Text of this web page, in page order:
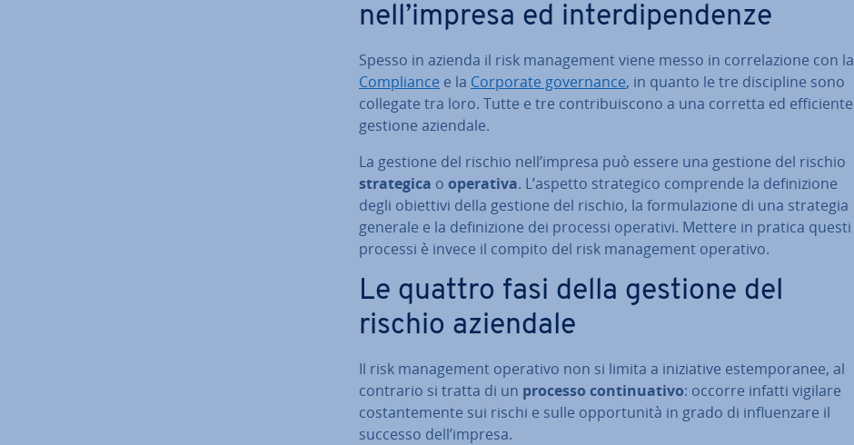
nell’impresa ed in­ter­di­pen­den­ze
Spesso in azienda il risk ma­na­ge­ment viene messo in cor­re­la­zio­ne con la
Com­plian­ce e la Corporate go­ver­nan­ce, in quanto le tre di­sci­pli­ne sono
collegate tra loro. Tutte e tre con­tri­bui­sco­no a una corretta ed ef­fi­cien­te
gestione aziendale.
La gestione del rischio nell’impresa può essere una gestione del rischio
stra­te­gi­ca o operativa. L’aspetto stra­te­gi­co comprende la de­fi­ni­zio­ne
degli obiettivi della gestione del rischio, la for­mu­la­zio­ne di una strategia
generale e la de­fi­ni­zio­ne dei processi operativi. Mettere in pratica questi
processi è invece il compito del risk ma­na­ge­ment operativo.
Le quattro fasi della gestione del
rischio aziendale
Il risk ma­na­ge­ment operativo non si limita a ini­zia­ti­ve estem­po­ra­nee, al
contrario si tratta di un processo con­ti­nua­ti­vo: occorre infatti vigilare
co­stan­te­men­te sui rischi e sulle op­por­tu­ni­tà in grado di in­fluen­za­re il
successo dell’impresa.